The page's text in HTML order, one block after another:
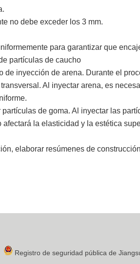
no debe exceder los 3 mm.
para garantizar que
partículas de caucho
inyección de arena. Durante el
Al inyectar arena, es
de goma. Al inyectar las
la elasticidad y la estética
elaborar resúmenes de
Registro de seguridad pública de